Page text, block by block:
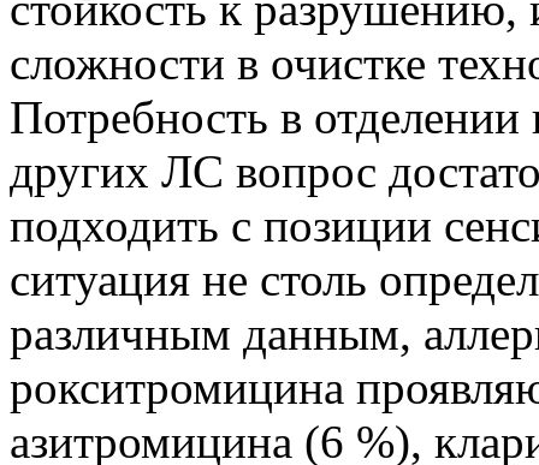
сложности в очистке
Потребность в
других ЛС вопрос
подходить с позиции
ситуация не столь
различным данным,
рокситромицина
азитромицина (6 %),